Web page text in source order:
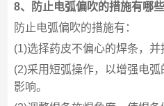
8、防止电弧偏吹的措施有哪些
防止电弧偏吹的措施有：
(1)选择药皮不偏心的焊条，并
(2)采用短弧操作，以增强电弧
影响。